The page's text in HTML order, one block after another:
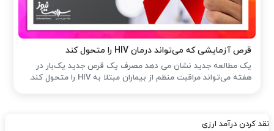
قرص آزمایشی که می‌تواند درمان HIV را متحول کند
یک مطالعه جدید نشان می دهد مصرف یک قرص جدید یک‌بار در
هفته می‌تواند مراقبت منظم از بیماران مبتلا به HIV را متحول کند.
نقد کردن درآمد ارزی